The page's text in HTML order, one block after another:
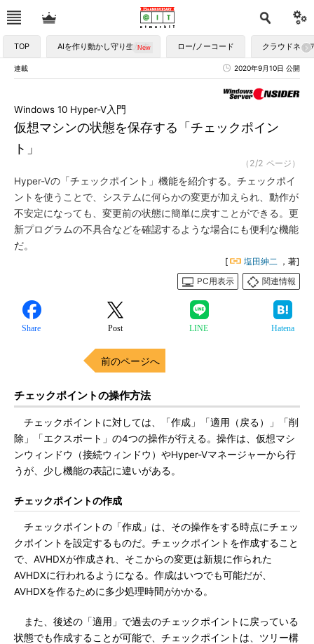
TOP AIを作り動かし守り生かす ロー/ノーコード クラウドネイ
連載 2020年9月10日 公開
仮想マシンの状態を保存する「チェックポイン
ト」
Windows 10 Hyper-V入門
（2/2 ページ）
Hyper-Vの「チェックポイント」機能を紹介する。チェックポイ
ントを使うことで、システムに何らかの変更が加えられ、動作が
不安定になっても、変更前の状態に簡単に戻すことができる。更
新プログラムの不具合などを確認するような場合にも便利な機能
だ。
[ 塩田紳二 ，著]
PC用表示
関連情報
Share Post LINE Hatena
前のページへ
チェックポイントの操作方法
チェックポイントに対しては、「作成」「適用（戻る）」「削
除」「エクスポート」の4つの操作が行える。操作は、仮想マシ
ンウィンドウ（接続ウィンドウ）やHyper-Vマネージャーから行
うが、少し機能の表記に違いがある。
チェックポイントの作成
チェックポイントの「作成」は、その操作をする時点にチェッ
クポイントを設定するものだ。チェックポイントを作成すること
で、AVHDXが作成され、そこからの変更は新規に作られた
AVHDXに行われるようになる。作成はいつでも可能だが、
AVHDXを作るために多少処理時間がかかる。
また、後述の「適用」で過去のチェックポイントに戻っている
状態でも作成することが可能で、チェックポイントは、ツリー構